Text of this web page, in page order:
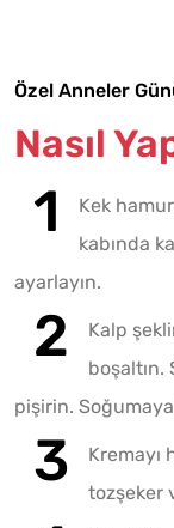
Özel Anneler
Nasıl
Kek
kabında
ayarlayın.
Kalp
boşaltın.
pişirin. Soğumaya
Kremayı
tozşeker